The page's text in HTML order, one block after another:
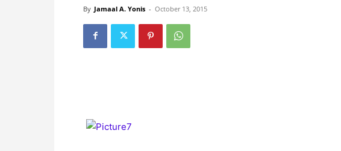
By Jamaal A. Yonis - October 13, 2015